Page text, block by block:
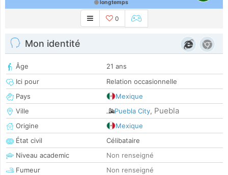
longtemps
0
Mon identité
Âge
21 ans
Ici pour
Relation occasionnelle
Pays
Mexique
Ville
Puebla City, Puebla
Origine
Mexique
État civil
Célibataire
Niveau academic
Non renseigné
Fumeur
Non renseigné